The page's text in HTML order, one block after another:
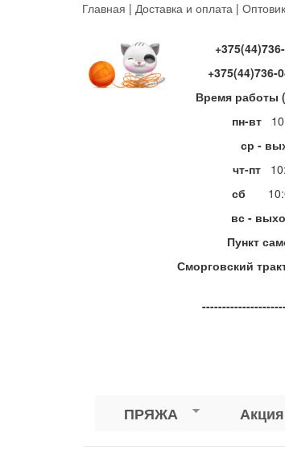
Главная | Доставка и оплата |
Время работы
пн-вт
ср -
чт-пт
сб
вс -
Пункт
Сморговский
ПРЯЖА Акция